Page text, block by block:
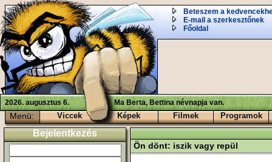
Beteszem a
E-mail a szerkesztőnek
Főoldal
2026. augusztus 6. Ma Berta, Bettina névnapja van.
Menü: Viccek Képek Filmek Programok
Bejelentkezés
Ön dönt: iszik vagy repül